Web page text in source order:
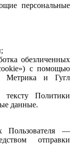
персональные
обезличенных
с помощью
Метрика и Гугл
Политики
данные.
Пользователя —
отправки